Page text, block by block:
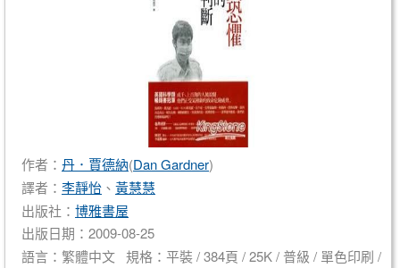
作者： 丹．賈德納(Dan Gardner)
譯者： 李靜怡 、 黃慧慧
出版社： 博雅書屋
出版日期：2009-08-25
語言：繁體中文 規格：平裝 / 384頁 / 25K / 普級 / 單色印刷 /